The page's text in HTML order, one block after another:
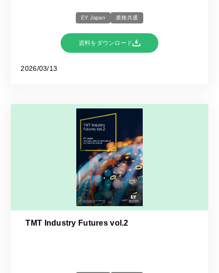
EY Japan 業種共通
資料をダウンロード
2026/03/13
TMT Industry Futures vol.2